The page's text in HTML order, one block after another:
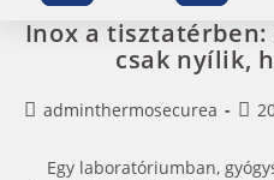
Inox a
csak nyílik,
adminthermosecurea
Egy laboratóriumban,